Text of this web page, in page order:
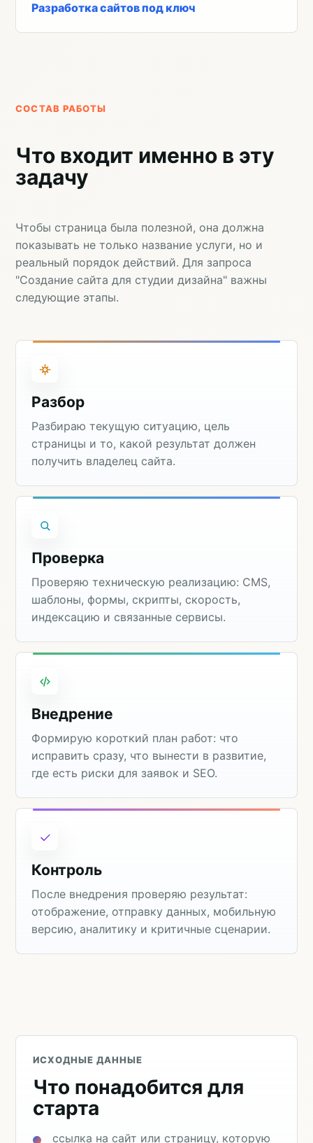
Разработка сайтов под ключ
СОСТАВ РАБОТЫ
Что входит именно в эту
задачу
Чтобы страница была полезной, она должна
показывать не только название услуги, но и
реальный порядок действий. Для запроса
"Создание сайта для студии дизайна" важны
следующие этапы.
Разбор
Разбираю текущую ситуацию, цель
страницы и то, какой результат должен
получить владелец сайта.
Проверка
Проверяю техническую реализацию: CMS,
шаблоны, формы, скрипты, скорость,
индексацию и связанные сервисы.
Внедрение
Формирую короткий план работ: что
исправить сразу, что вынести в развитие,
где есть риски для заявок и SEO.
Контроль
После внедрения проверяю результат:
отображение, отправку данных, мобильную
версию, аналитику и критичные сценарии.
ИСХОДНЫЕ ДАННЫЕ
Что понадобится для
старта
ссылка на сайт или страницу, которую